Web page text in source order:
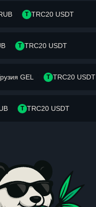
T TRC20 USDT
T TRC20 USDT
GEL T TRC20 USDT
T TRC20 USDT